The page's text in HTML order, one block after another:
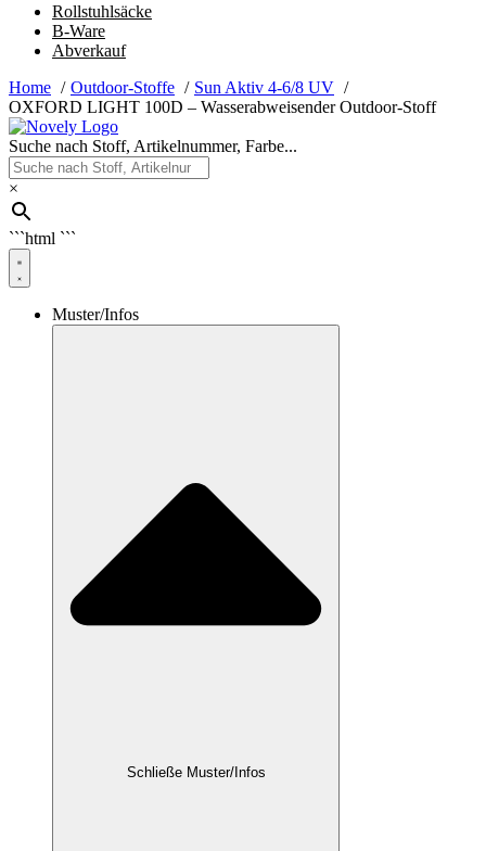
Rollstuhlsäcke
B-Ware
Abverkauf
Home
Outdoor-Stoffe
Sun Aktiv 4-6/8 UV
OXFORD LIGHT 100D – Wasserabweisender Outdoor-Stoff
Suche nach Stoff, Artikelnummer, Farbe...
×
```html ```
Muster/Infos
Schließe Muster/Infos